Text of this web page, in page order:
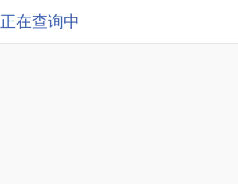
正在查询中